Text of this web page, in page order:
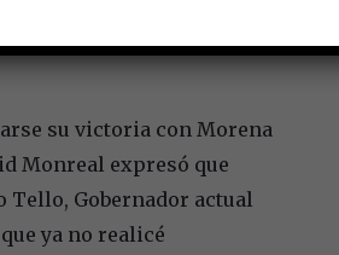
su victoria con Morena
Monreal expresó que
Tello, Gobernador actual
ya no realicé